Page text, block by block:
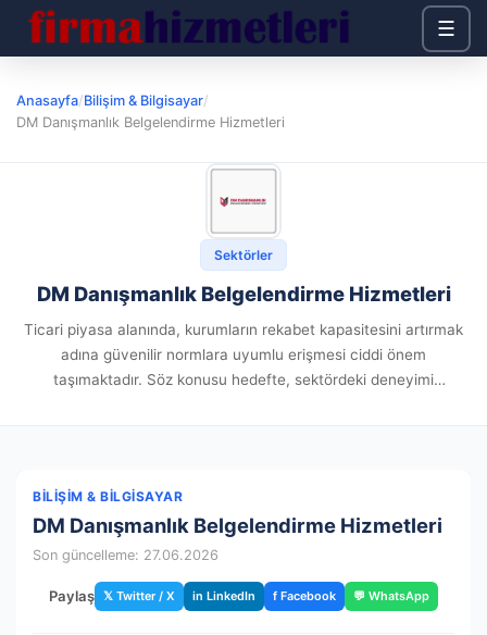
☰
Anasayfa/Bilişim & Bilgisayar/
DM Danışmanlık Belgelendirme Hizmetleri
Sektörler
DM Danışmanlık Belgelendirme Hizmetleri
Ticari piyasa alanında, kurumların rekabet kapasitesini artırmak
adına güvenilir normlara uyumlu erişmesi ciddi önem
taşımaktadır. Söz konusu hedefte, sektördeki deneyimi
BILIŞIM & BILGISAYAR
DM Danışmanlık Belgelendirme Hizmetleri
Son güncelleme: 27.06.2026
Paylaş 𝕏 Twitter / X in LinkedIn f Facebook 💬 WhatsApp